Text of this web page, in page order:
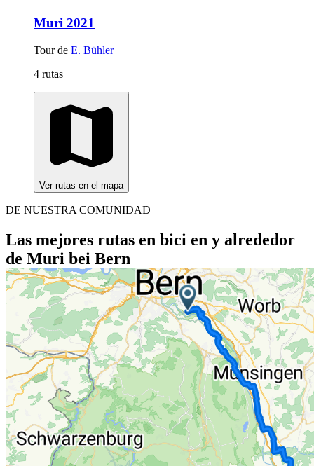
Muri 2021
Tour de E. Bühler
4 rutas
Ver rutas en el mapa
DE NUESTRA COMUNIDAD
Las mejores rutas en bici en y alrededor
de Muri bei Bern